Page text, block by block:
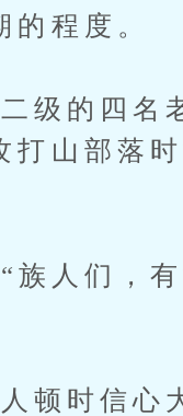
程度。
级的四名
打山部落
人们，有
顿时信心